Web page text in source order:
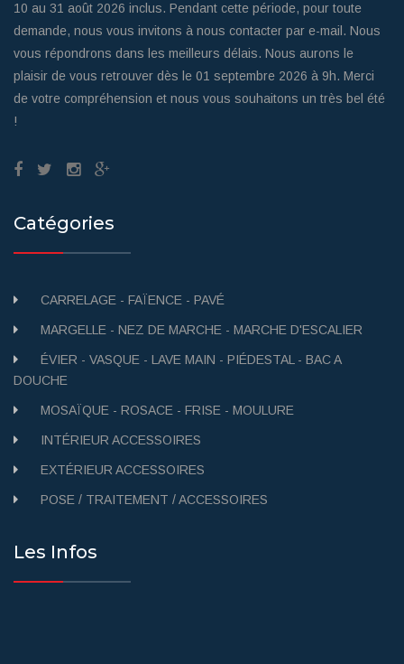
10 au 31 août 2026 inclus. Pendant cette période, pour toute
demande, nous vous invitons à nous contacter par e-mail. Nous
vous répondrons dans les meilleurs délais. Nous aurons le
plaisir de vous retrouver dès le 01 septembre 2026 à 9h. Merci
de votre compréhension et nous vous souhaitons un très bel été
!
Catégories
CARRELAGE - FAÏENCE - PAVÉ
MARGELLE - NEZ DE MARCHE - MARCHE D'ESCALIER
ÉVIER - VASQUE - LAVE MAIN - PIÉDESTAL - BAC A
DOUCHE
MOSAÏQUE - ROSACE - FRISE - MOULURE
INTÉRIEUR ACCESSOIRES
EXTÉRIEUR ACCESSOIRES
POSE / TRAITEMENT / ACCESSOIRES
Les Infos